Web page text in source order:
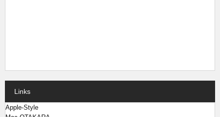
Links
Apple-Style